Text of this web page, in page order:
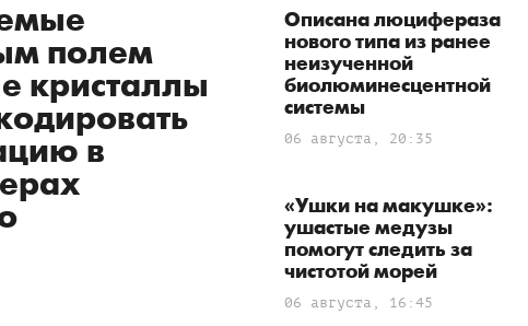
полем
кристаллы
в
Описана люцифераза
нового типа из ранее
неизученной
биолюминесцентной
системы
06 августа, 20:35
«Ушки на макушке»:
ушастые медузы
помогут следить за
чистотой морей
06 августа, 16:45